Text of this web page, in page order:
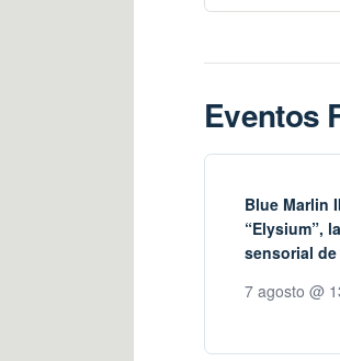
Eventos
Blue Marlin
“Elysium”,
sensorial
7 agosto @